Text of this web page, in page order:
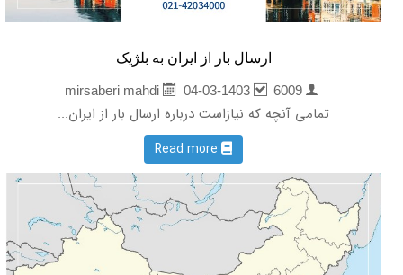
ارسال بار از ایران به بلژیک
mirsaberi mahdi
04-03-1403 6009
تمامی آنچه که نیازاست درباره ارسال بار از ایران...
Read more